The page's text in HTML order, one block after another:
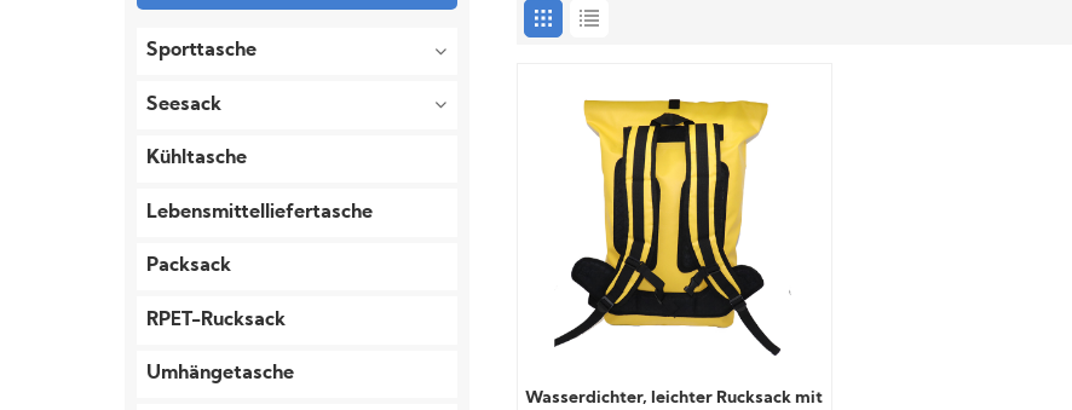
Sporttasche
Seesack
Kühltasche
Lebensmittelliefertasche
Packsack
RPET-Rucksack
Umhängetasche
Wasserdichter, leichter Rucksack mit